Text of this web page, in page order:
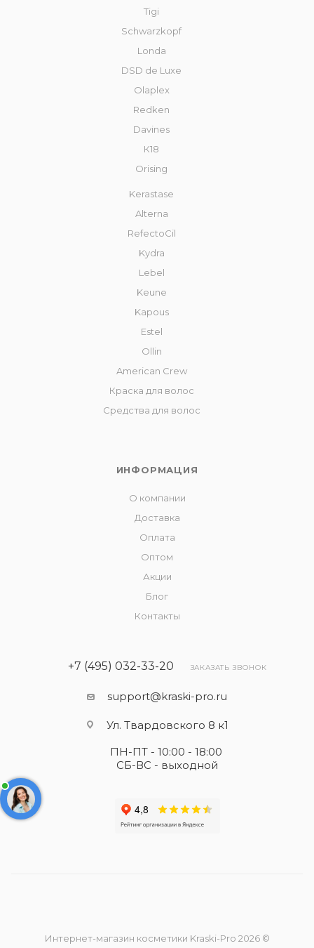
Tigi
Schwarzkopf
Londa
DSD de Luxe
Olaplex
Redken
Davines
К18
Orising
Kerastase
Alterna
RefectoCil
Kydra
Lebel
Keune
Kapous
Estel
Ollin
American Crew
Краска для волос
Средства для волос
ИНФОРМАЦИЯ
О компании
Доставка
Оплата
Оптом
Акции
Блог
Контакты
+7 (495) 032-33-20 ЗАКАЗАТЬ ЗВОНОК
support@kraski-pro.ru
Ул. Твардовского 8 к1
ПН-ПТ - 10:00 - 18:00
СБ-ВС - выходной
Интернет-магазин косметики Kraski-Pro 2026 ©